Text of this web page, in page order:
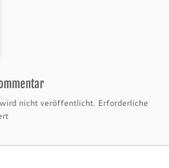
nicht veröffentlicht. Erforderliche